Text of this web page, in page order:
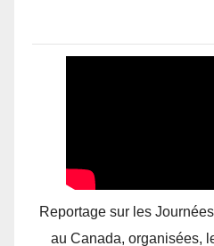
Reportage sur les
au Canada, organisées,